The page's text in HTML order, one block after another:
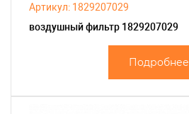
Артикул: 1829207029
воздушный фильтр 1829207029
Подробнее